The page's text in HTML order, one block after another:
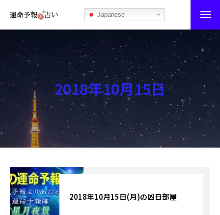
Japanese
運命予報占い
運命予報占いとは
あなたの所属部屋を探そう！
最恐の相性占い
秘伝公開！吉凶カレンダー
記事カテゴリー
ブログ
お知らせ
2018年10月15日
2018年10月15日(月)の凶日部屋